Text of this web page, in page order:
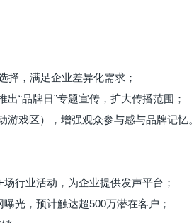
择，满足企业差异化需求；
“品牌日”专题宣传，扩大传播范围；
戏区），增强观众参与感与品牌记忆。
场行业活动，为企业提供发声平台；
光，预计触达超500万潜在客户；